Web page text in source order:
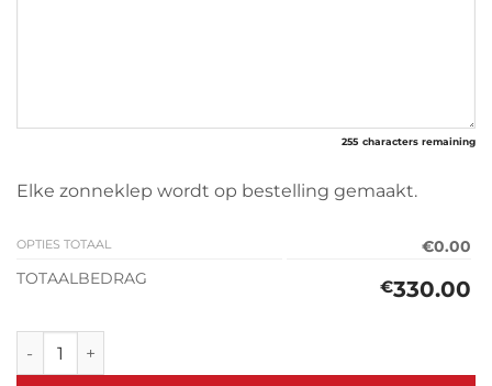
255 characters remaining
Elke zonneklep wordt op bestelling gemaakt.
OPTIES TOTAAL
€0.00
TOTAALBEDRAG
€330.00
Zonneklep Renault Alaskan 2017> aantal